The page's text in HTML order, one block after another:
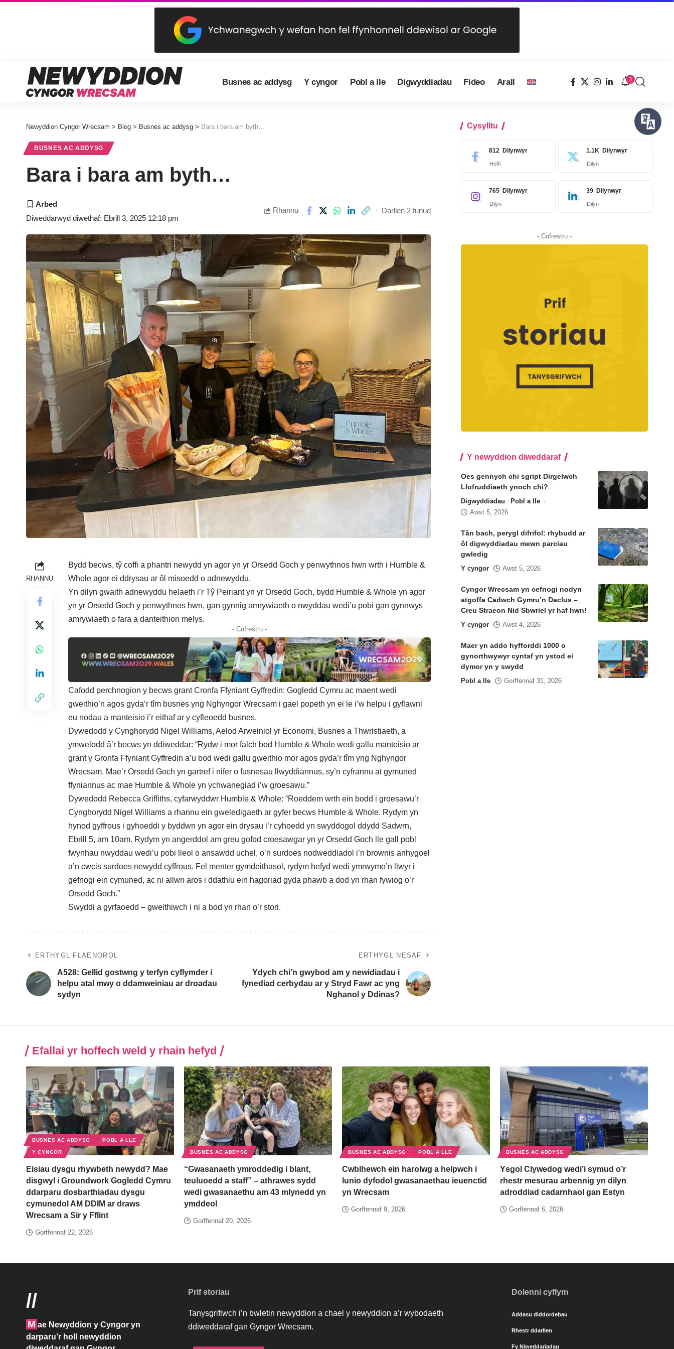
Busnes ac addysg Y cyngor Pobl a lle Digwyddiadau Fideo Arall 3
Newyddion Cyngor Wrecsam > Blog > Busnes ac addysg > Bara i bara am byth…
BUSNES AC ADDYSG
Bara i bara am byth…
Diweddarwyd diwethaf: Ebrill 3, 2025 12:18 pm
Rhannu Darllen 2 funud
RHANNU
Bydd becws, tŷ coffi a phantri newydd yn agor yn yr Orsedd Goch y penwythnos hwn wrth i Humble &
Whole agor ei ddrysau ar ôl misoedd o adnewyddu.
Yn dilyn gwaith adnewyddu helaeth i’r Tŷ Peiriant yn yr Orsedd Goch, bydd Humble & Whole yn agor
yn yr Orsedd Goch y penwythnos hwn, gan gynnig amrywiaeth o nwyddau wedi’u pobi gan gynnwys
amrywiaeth o fara a danteithion melys.
- Cofrestru -
Cafodd perchnogion y becws grant Cronfa Ffyniant Gyffredin: Gogledd Cymru ac maent wedi
gweithio’n agos gyda’r tîm busnes yng Nghyngor Wrecsam i gael popeth yn ei le i’w helpu i gyflawni
eu nodau a manteisio i’r eithaf ar y cyfleoedd busnes.
Dywedodd y Cynghorydd Nigel Williams, Aelod Arweiniol yr Economi, Busnes a Thwristiaeth, a
ymwelodd â’r becws yn ddiweddar: “Rydw i mor falch bod Humble & Whole wedi gallu manteisio ar
grant y Gronfa Ffyniant Gyffredin a’u bod wedi gallu gweithio mor agos gyda’r tîm yng Nghyngor
Wrecsam. Mae’r Orsedd Goch yn gartref i nifer o fusnesau llwyddiannus, sy’n cyfrannu at gymuned
ffyniannus ac mae Humble & Whole yn ychwanegiad i’w groesawu.”
Dywedodd Rebecca Griffiths, cyfarwyddwr Humble & Whole: “Roeddem wrth ein bodd i groesawu’r
Cynghorydd Nigel Williams a rhannu ein gweledigaeth ar gyfer becws Humble & Whole. Rydym yn
hynod gyffrous i gyhoeddi y byddwn yn agor ein drysau i’r cyhoedd yn swyddogol ddydd Sadwrn,
Ebrill 5, am 10am. Rydym yn angerddol am greu gofod croesawgar yn yr Orsedd Goch lle gall pobl
fwynhau nwyddau wedi’u pobi lleol o ansawdd uchel, o’n surdoes nodweddiadol i’n brownis anhygoel
a’n cwcis surdoes newydd cyffrous. Fel menter gymdeithasol, rydym hefyd wedi ymrwymo’n llwyr i
gefnogi ein cymuned, ac ni allwn aros i ddathlu ein hagoriad gyda phawb a dod yn rhan fywiog o’r
Orsedd Goch.”
Swyddi a gyrfaoedd – gweithiwch i ni a bod yn rhan o’r stori.
ERTHYGL FLAENOROL
A528: Gellid gostwng y terfyn cyflymder i
helpu atal mwy o ddamweiniau ar droadau
sydyn
ERTHYGL NESAF
Ydych chi’n gwybod am y newidiadau i
fynediad cerbydau ar y Stryd Fawr ac yng
Nghanol y Ddinas?
Cysylltu
812 Dilynwyr
Hoffi
1.1K Dilynwyr
Dilyn
765 Dilynwyr
Dilyn
39 Dilynwyr
Dilyn
- Cofrestru -
Y newyddion diweddaraf
Oes gennych chi sgript Dirgelwch
Llofruddiaeth ynoch chi?
Digwyddiadau
Pobl a lle
Awst 5, 2026
Tân bach, perygl difrifol: rhybudd ar
ôl digwyddiadau mewn parciau
gwledig
Y cyngor Awst 5, 2026
Cyngor Wrecsam yn cefnogi nodyn
atgoffa Cadwch Gymru’n Daclus –
Creu Straeon Nid Sbwriel yr haf hwn!
Y cyngor Awst 4, 2026
Maer yn addo hyfforddi 1000 o
gynorthwywyr cyntaf yn ystod ei
dymor yn y swydd
Pobl a lle Gorffennaf 31, 2026
Efallai yr hoffech weld y rhain hefyd
BUSNES AC ADDYSG POBL A LLE
Y CYNGOR
Eisiau dysgu rhywbeth newydd? Mae
disgwyl i Groundwork Gogledd Cymru
ddarparu dosbarthiadau dysgu
cymunedol AM DDIM ar draws
Wrecsam a Sir y Fflint
Gorffennaf 22, 2026
BUSNES AC ADDYSG
“Gwasanaeth ymroddedig i blant,
teuluoedd a staff” – athrawes sydd
wedi gwasanaethu am 43 mlynedd yn
ymddeol
Gorffennaf 20, 2026
BUSNES AC ADDYSG POBL A LLE
Cwblhewch ein harolwg a helpwch i
lunio dyfodol gwasanaethau ieuenctid
yn Wrecsam
Gorffennaf 9, 2026
BUSNES AC ADDYSG
Ysgol Clywedog wedi’i symud o’r
rhestr mesurau arbennig yn dilyn
adroddiad cadarnhaol gan Estyn
Gorffennaf 6, 2026
//
M ae Newyddion y Cyngor yn
darparu’r holl newyddion
Prif storiau
Tanysgrifiwch i’n bwletin newyddion a chael y newyddion a’r wybodaeth
ddiweddaraf gan Gyngor Wrecsam.
Dolenni cyflym
Addasu diddordebau
Rhestr ddarllen
Fy Niweddariadau